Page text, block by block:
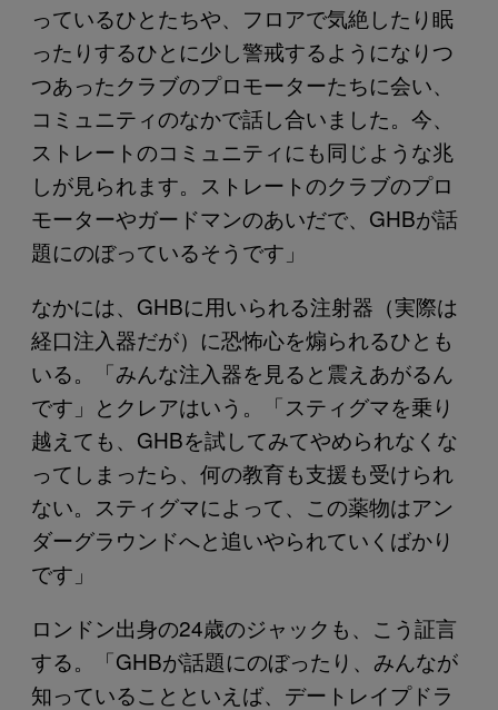
っているひとたちや、フロアで気絶したり眠
ったりするひとに少し警戒するようになりつ
つあったクラブのプロモーターたちに会い、
コミュニティのなかで話し合いました。今、
ストレートのコミュニティにも同じような兆
しが見られます。ストレートのクラブのプロ
モーターやガードマンのあいだで、GHBが話
題にのぼっているそうです」
なかには、GHBに用いられる注射器（実際は
経口注入器だが）に恐怖心を煽られるひとも
いる。「みんな注入器を見ると震えあがるん
です」とクレアはいう。「スティグマを乗り
越えても、GHBを試してみてやめられなくな
ってしまったら、何の教育も支援も受けられ
ない。スティグマによって、この薬物はアン
ダーグラウンドへと追いやられていくばかり
です」
ロンドン出身の24歳のジャックも、こう証言
する。「GHBが話題にのぼったり、みんなが
知っていることといえば、デートレイプドラ